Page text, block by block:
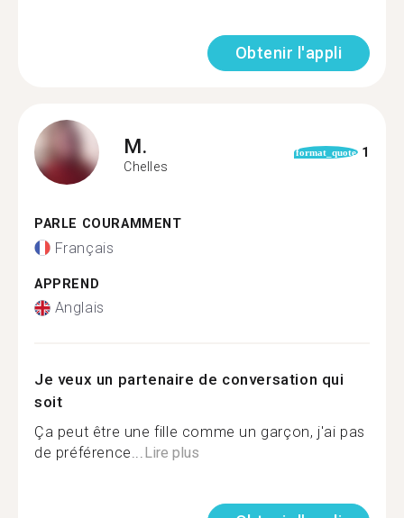
Obtenir l'appli
M.
Chelles
format_quote 1
PARLE COURAMMENT
Français
APPREND
Anglais
Je veux un partenaire de conversation qui
soit
Ça peut être une fille comme un garçon, j'ai pas
de préférence...Lire plus